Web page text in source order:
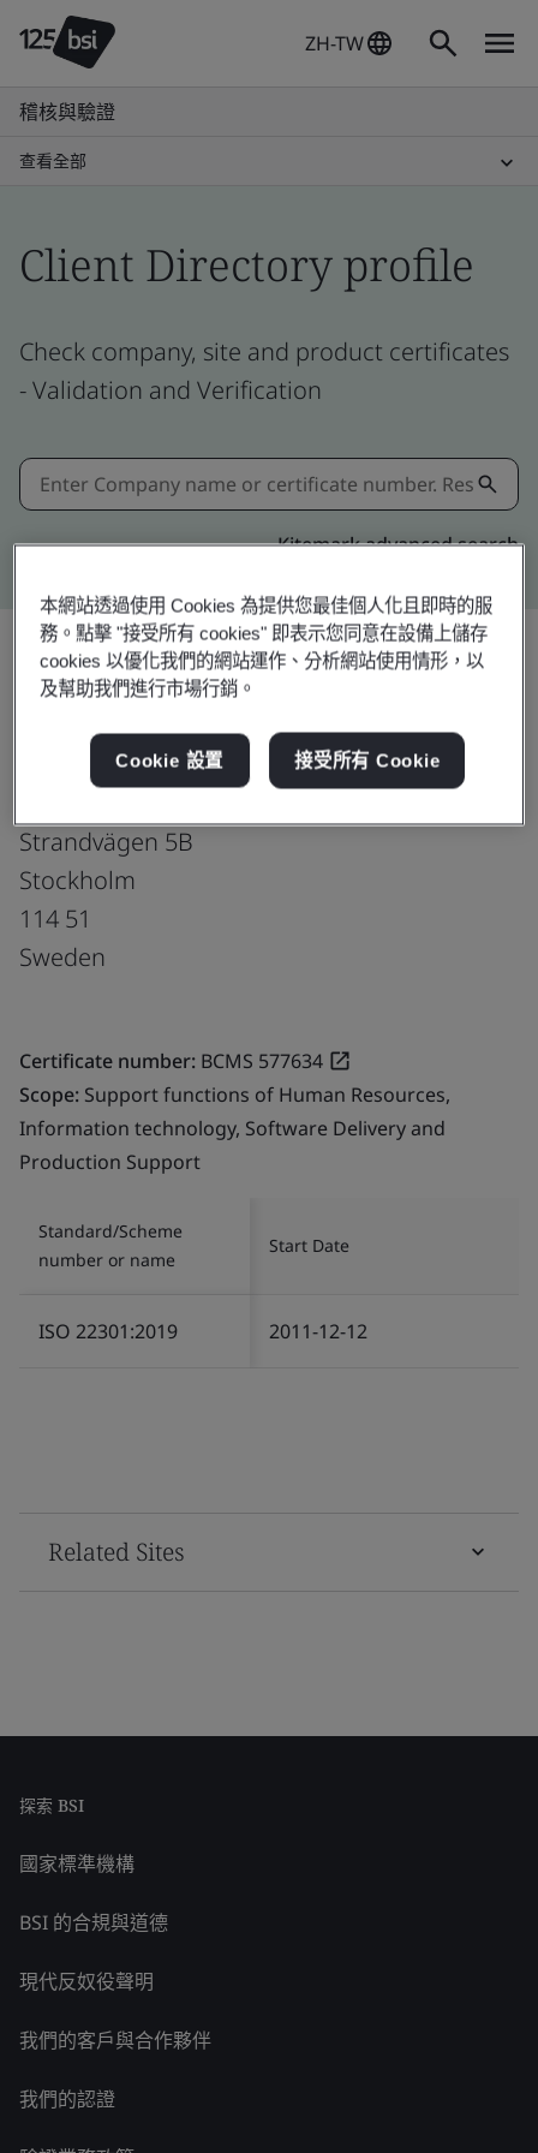
ZH-TW
稽核與驗證
查看全部
Client Directory profile
Check company, site and product certificates
- Validation and Verification
Kitemark advanced search
Strandvägen 5B
Stockholm
114 51
Sweden
Certificate number: BCMS 577634
Scope: Support functions of Human Resources,
Information technology, Software Delivery and
Production Support
Standard/Scheme
number or name
Start Date
ISO 22301:2019 2011-12-12
Related Sites
探索 BSI
國家標準機構
BSI 的合規與道德
現代反奴役聲明
我們的客戶與合作夥伴
我們的認證
本網站透過使用 Cookies 為提供您最佳個人化且即時的服
務。點擊 "接受所有 cookies" 即表示您同意在設備上儲存
cookies 以優化我們的網站運作、分析網站使用情形，以
及幫助我們進行市場行銷。
Cookie 設置 接受所有 Cookie